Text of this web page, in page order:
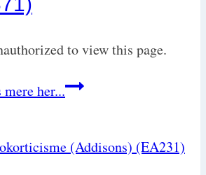
to view this page.
her...Hypothyroidisme